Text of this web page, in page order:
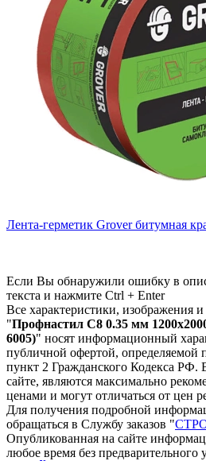
Лента-герметик Grover битумная
Если Вы обнаружили ошибку в
текста и нажмите Ctrl + Enter
Все характеристики, изображения
"Профнастил С8 0.35 мм
6005)" носят информационный
публичной офертой, определяемой
пункт 2 Гражданского Кодекса РФ.
сайте, являются максимально
ценами и могут отличаться от цен
Для получения подробной
обращаться в Службу заказов "
Опубликованная на сайте
любое время без предварительного